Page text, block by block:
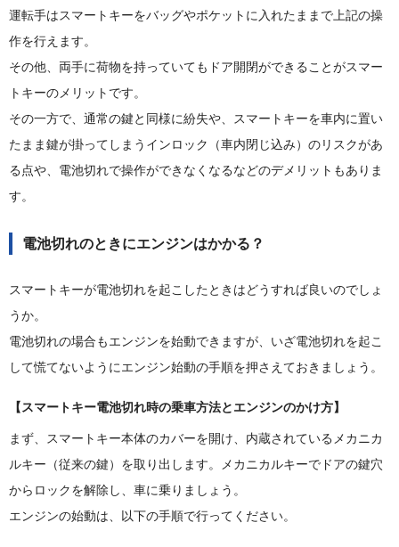
運転手はスマートキーをバッグやポケットに入れたままで上記の操
作を行えます。
その他、両手に荷物を持っていてもドア開閉ができることがスマー
トキーのメリットです。
その一方で、通常の鍵と同様に紛失や、スマートキーを車内に置い
たまま鍵が掛ってしまうインロック（車内閉じ込み）のリスクがあ
る点や、電池切れで操作ができなくなるなどのデメリットもありま
す。
電池切れのときにエンジンはかかる？
スマートキーが電池切れを起こしたときはどうすれば良いのでしょ
うか。
電池切れの場合もエンジンを始動できますが、いざ電池切れを起こ
して慌てないようにエンジン始動の手順を押さえておきましょう。
【スマートキー電池切れ時の乗車方法とエンジンのかけ方】
まず、スマートキー本体のカバーを開け、内蔵されているメカニカ
ルキー（従来の鍵）を取り出します。メカニカルキーでドアの鍵穴
からロックを解除し、車に乗りましょう。
エンジンの始動は、以下の手順で行ってください。